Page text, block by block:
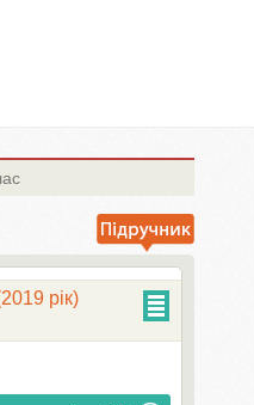
рік)